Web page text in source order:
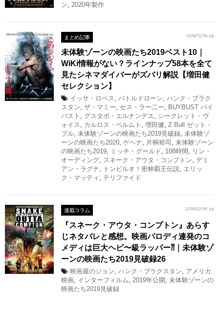
ン, 2020年製作
まとめ記事 2019/12/18 up
未体験ゾーンの映画たち2019ベスト10｜
WiKi情報がない？ラインナップ58本を全て
見たシネマダイバーがズバリ解説【増田健
セレクション】
イッサ・ロペス , バトルドローン, ハンク・ブラク
スタン, ザ・マミー, セス・ラー二ー, BUYBUST バイ
バスト , グスタボ・エルナンデス , シークレット・ヴ
ォイス , カルロス・ベルムト , 増田健, Z Bull ゼット・
ブル, 未体験ゾーンの映画たち2019見破録, 未体験ゾ
ーンの映画たち2020, ゲヘナ, 片桐裕司 , 未体験ゾーン
の映画たち2019, ミッチ・グールド, 108時間 , リン・
オーディング, スネーク・アウタ・コンプトン, デミ
アン・ラグナ, トンビルオ！密林覇王伝説, エリッ
ク・マッティ , テリファイド
連載コラム 2019/02/16 up
『スネーク・アウタ・コンプトン』あらす
じネタバレと感想。映画パロディ連発のコ
メディは巨大ヘビ〜級ラッパー⁈｜未体験ゾ
ーンの映画たち2019見破録26
映画屋のジョン, ハンク・ブラクスタン, アメリカ
映画, インターフィルム, 2019年公開 , 未体験ゾーンの
映画たち2019見破録